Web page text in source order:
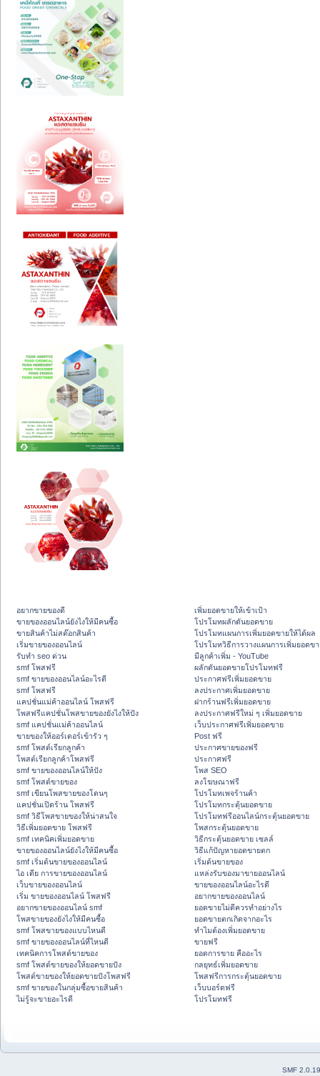
อยากขายของดี
ขายของออนไลน์ยังไงให้มีคนซื้อ
ขายสินค้าไม่สต๊อกสินค้า
เริ่มขายของออนไลน์
รับทำ seo ด่วน
smf โพสฟรี
smf ขายของออนไลน์อะไรดี
smf โพสฟรี
แคปชั่นแม่ค้าออนไลน์ โพสฟรี
โพสฟรีแคปชั่นโพสขายของยังไงให้ปัง
smf แคปชั่นแม่ค้าออนไลน์
ขายของให้ออร์เดอร์เข้ารัว ๆ
smf โพสต์เรียกลูกค้า
โพสต์เรียกลูกค้าโพสฟรี
smf ขายของออนไลน์ให้ปัง
smf โพสต์ขายของ
smf เขียนโพสขายของโดนๆ
แคปชั่นเปิดร้าน โพสฟรี
smf วิธีโพสขายของให้น่าสนใจ
วิธีเพิ่มยอดขาย โพสฟรี
smf เทคนิคเพิ่มยอดขาย
ขายของออนไลน์ยังไงให้มีคนซื้อ
smf เริ่มต้นขายของออนไลน์
ไอ เดีย การขายของออนไลน์
เว็บขายของออนไลน์
เริ่ม ขายของออนไลน์ โพสฟรี
อยากขายของออนไลน์ smf
โพสขายของยังไงให้มีคนซื้อ
smf โพสขายของแบบไหนดี
smf ขายของออนไลน์ที่ไหนดี
เทคนิคการโพสต์ขายของ
smf โพสต์ขายของให้ยอดขายปัง
โพสต์ขายของให้ยอดขายปังโพสฟรี
smf ขายของในกลุ่มซื้อขายสินค้า
ไม่รู้จะขายอะไรดี
เพิ่มยอดขายให้เข้าเป้า
โปรโมทผลักดันยอดขาย
โปรโมทแผนการเพิ่มยอดขายให้ได้ผล
โปรโมทวิธีการวางแผนการเพิ่มยอดข
มีลูกค้าเพิ่ม - YouTube
ผลักดันยอดขายโปรโมทฟรี
ประกาศฟรีเพิ่มยอดขาย
ลงประกาศเพิ่มยอดขาย
ฝากร้านฟรีเพิ่มยอดขาย
ลงประกาศฟรีใหม่ ๆ เพิ่มยอดขาย
เว็บประกาศฟรีเพิ่มยอดขาย
Post ฟรี
ประกาศขายของฟรี
ประกาศฟรี
โพส SEO
ลงโฆษณาฟรี
โปรโมทเพจร้านค้า
โปรโมทกระตุ้นยอดขาย
โปรโมทฟรีออนไลน์กระตุ้นยอดขาย
โพสกระตุ้นยอดขาย
วิธีกระตุ้นยอดขาย เซลล์
วิธีแก้ปัญหายอดขายตก
เริ่มต้นขายของ
แหล่งรับของมาขายออนไลน์
ขายของออนไลน์อะไรดี
อยากขายของออนไลน์
ยอดขายไม่ดีควรทำอย่างไร
ยอดขายตกเกิดจากอะไร
ทำไมต้องเพิ่มยอดขาย
ขายฟรี
ยอดการขาย คืออะไร
กลยุทธ์เพิ่มยอดขาย
โพสฟรีการกระตุ้นยอดขาย
เว็บบอร์ดฟรี
โปรโมทฟรี
SMF 2.0.19